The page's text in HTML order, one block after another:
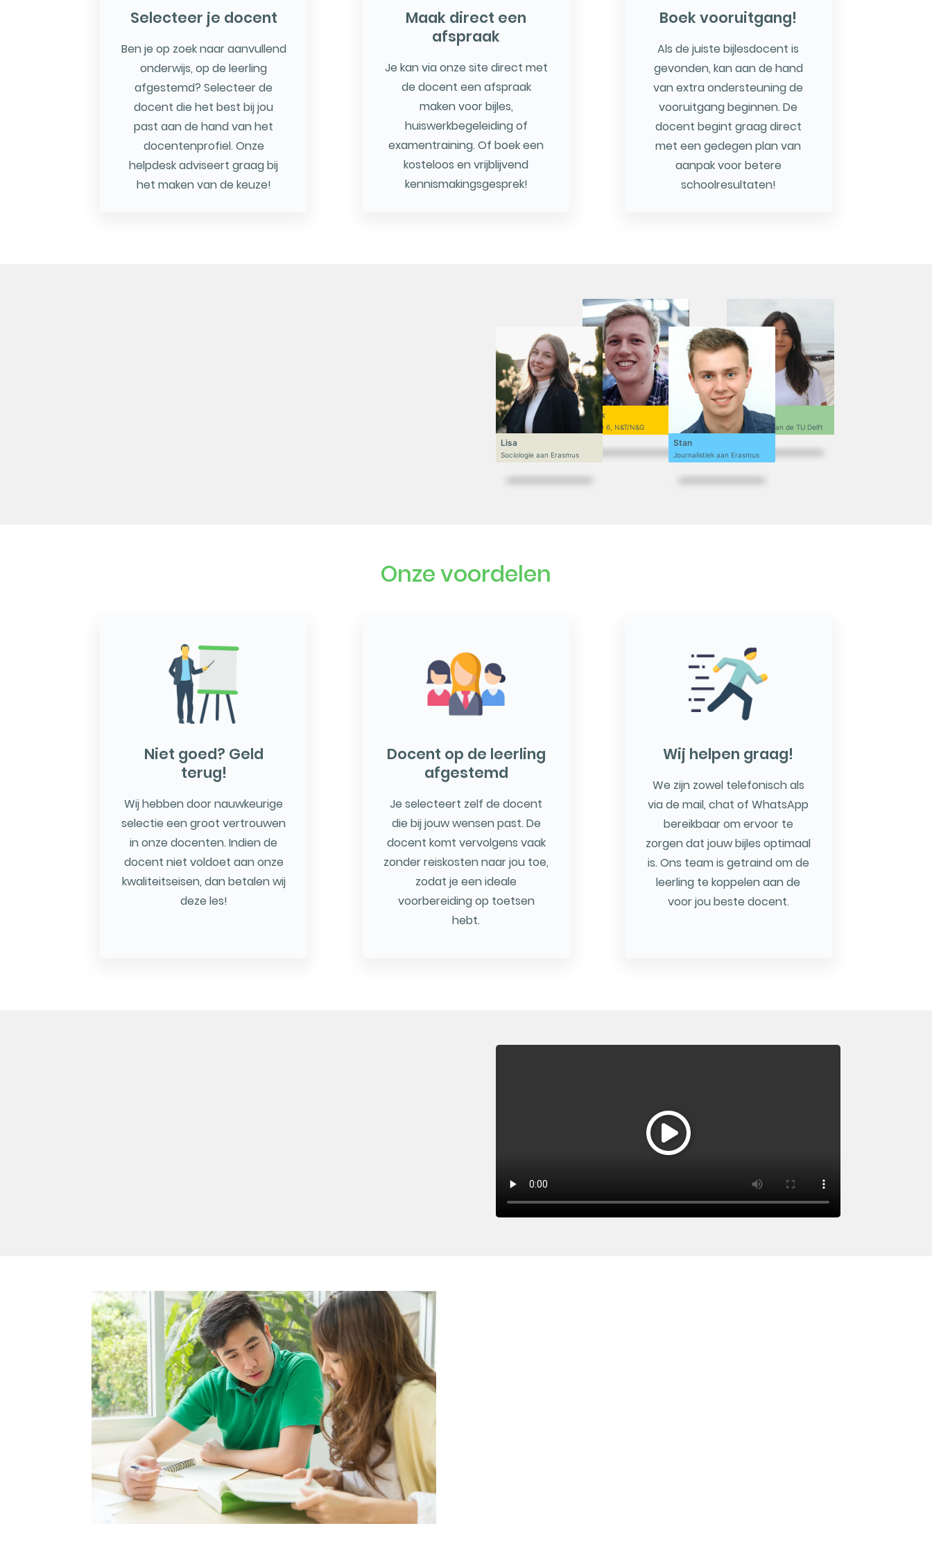
Selecteer je docent
Ben je op zoek naar aanvullend
onderwijs, op de leerling
afgestemd? Selecteer de
docent die het best bij jou
past aan de hand van het
docentenprofiel. Onze
helpdesk adviseert graag bij
het maken van de keuze!
Maak direct een
afspraak
Je kan via onze site direct met
de docent een afspraak
maken voor bijles,
huiswerkbegeleiding of
examentraining. Of boek een
kosteloos en vrijblijvend
kennismakingsgesprek!
Boek vooruitgang!
Als de juiste bijlesdocent is
gevonden, kan aan de hand
van extra ondersteuning de
vooruitgang beginnen. De
docent begint graag direct
met een gedegen plan van
aanpak voor betere
schoolresultaten!
Niek
VWO 6, N&T/N&G
Lisa
Sociologie aan Erasmus
Sofi
Ontwerpen aan de TU Delft
Stan
Journalistiek aan Erasmus
Onze voordelen
Niet goed? Geld
terug!
Wij hebben door nauwkeurige
selectie een groot vertrouwen
in onze docenten. Indien de
docent niet voldoet aan onze
kwaliteitseisen, dan betalen wij
deze les!
Docent op de leerling
afgestemd
Je selecteert zelf de docent
die bij jouw wensen past. De
docent komt vervolgens vaak
zonder reiskosten naar jou toe,
zodat je een ideale
voorbereiding op toetsen
hebt.
Wij helpen graag!
We zijn zowel telefonisch als
via de mail, chat of WhatsApp
bereikbaar om ervoor te
zorgen dat jouw bijles optimaal
is. Ons team is getraind om de
leerling te koppelen aan de
voor jou beste docent.